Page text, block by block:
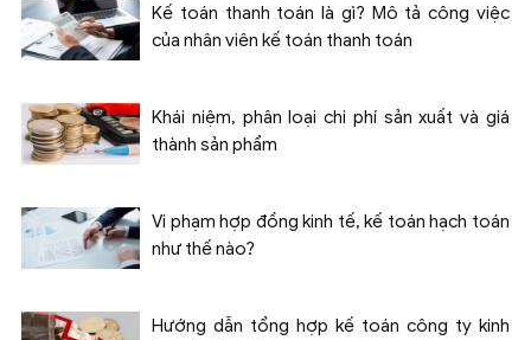
Kế toán thanh toán là gì? Mô tả công việc
của nhân viên kế toán thanh toán
Khái niệm, phân loại chi phí sản xuất và giá
thành sản phẩm
Vi phạm hợp đồng kinh tế, kế toán hạch toán
như thế nào?
Hướng dẫn tổng hợp kế toán công ty kinh